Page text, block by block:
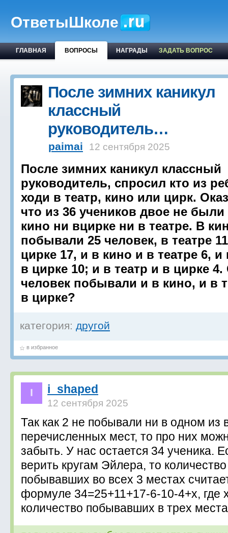
ОтветыШколе
ГЛАВНАЯ ВОПРОСЫ НАГРАДЫ ЗАДАТЬ ВОПРОС
После зимних каникул
классный
руководитель…
paimai 12 сентября 2025
После зимних каникул классный
руководитель, спросил кто из
ходи в театр, кино или цирк.
что из 36 учеников двое не
кино ни вцирке ни в театре. В
побывали 25 человек, в театре
цирке 17, и в кино и в театре 6, и
в цирке 10; и в театр и в цирке 4.
человек побывали и в кино, и в
в цирке?
категория: другой
в избранное
i_shaped
12 сентября 2025
Так как 2 не побывали ни в одном из
перечисленных мест, то про них
забыть. У нас остается 34 ученика.
верить кругам Эйлера, то количество
побывавших во всех 3 местах
формуле 34=25+11+17-6-10-4+x, где
количество побывавших в трех